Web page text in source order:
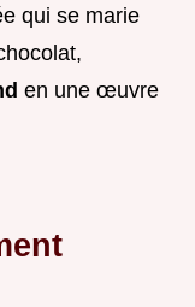
qui se marie
en une œuvre